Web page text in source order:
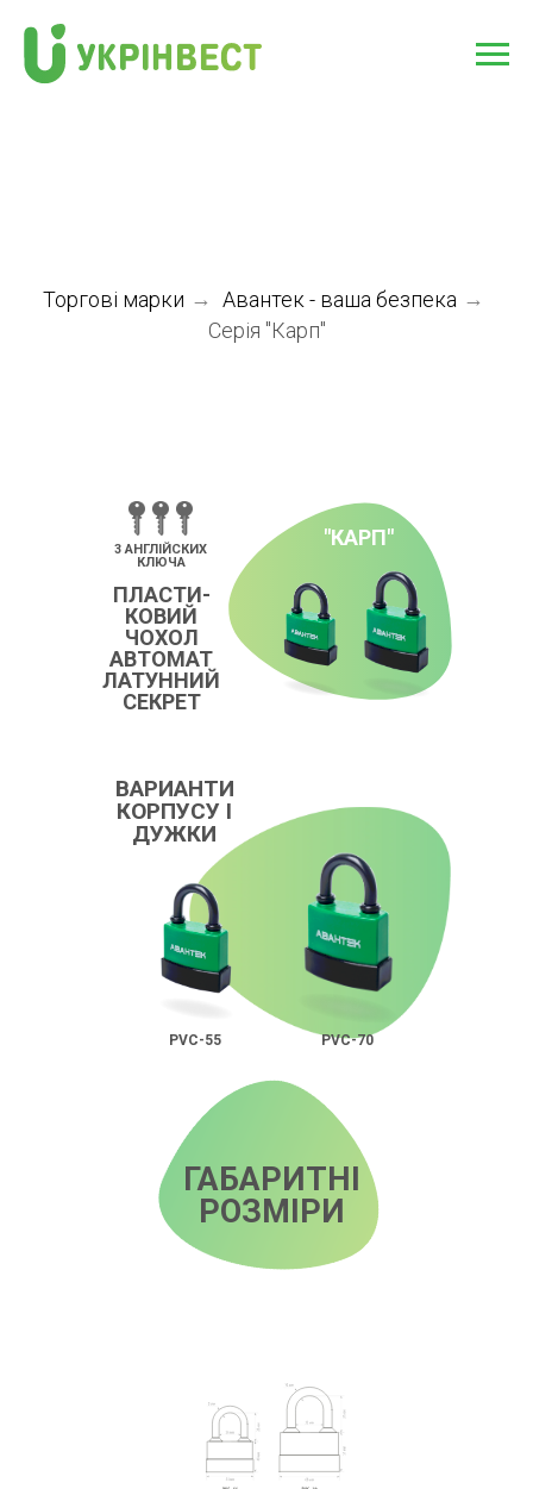
Торгові марки → Авантек - ваша безпека →
Серія "Карп"
ПЛАСТИ-
КОВИЙ
ЧОХОЛ
АВТОМАТ
ЛАТУННИЙ
СЕКРЕТ
3 АНГЛІЙСКИХ
КЛЮЧА
"КАРП"
ВАРИАНТИ
КОРПУСУ І
ДУЖКИ
PVC-55 PVC-70
ГАБАРИТНІ
РОЗМІРИ